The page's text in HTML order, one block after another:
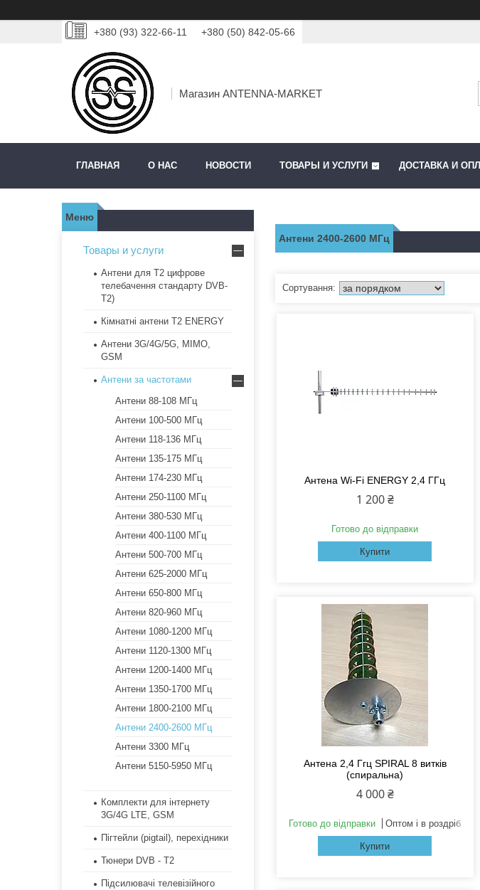
+380 (93) 322-66-11 +380 (50) 842-05-66
Магазин ANTENNA-MARKET
ГЛАВНАЯ О НАС НОВОСТИ ТОВАРЫ И УСЛУГИ ДОСТАВКА И
Антени 2400-2600 МГц
Антена Wi-Fi ENERGY 2,4 ГГц
1 200 ₴
Готово до відправки
Купити
Антена 2,4 Ггц SPIRAL 8 витків
(спиральна)
4 000 ₴
Готово до відправки Оптом і в роздріб
Купити
Товары и услуги
Антени для Т2 цифрове
телебачення стандарту DVB-
T2)
Кімнатні антени Т2 ENERGY
Антени 3G/4G/5G, MIMO,
GSM
Антени за частотами
Антени 88-108 МГц
Антени 100-500 МГц
Антени 118-136 МГц
Антени 135-175 МГц
Антени 174-230 МГц
Антени 250-1100 МГц
Антени 380-530 МГц
Антени 400-1100 МГц
Антени 500-700 МГц
Антени 625-2000 МГц
Антени 650-800 МГц
Антени 820-960 МГц
Антени 1080-1200 МГц
Антени 1120-1300 МГц
Антени 1200-1400 МГц
Антени 1350-1700 МГц
Антени 1800-2100 МГц
Антени 2400-2600 МГц
Антени 3300 МГц
Антени 5150-5950 МГц
Комплекти для інтернету
3G/4G LTE, GSM
Пігтейли (pigtail), перехідники
Тюнери DVB - T2
Підсилювачі телевізійного